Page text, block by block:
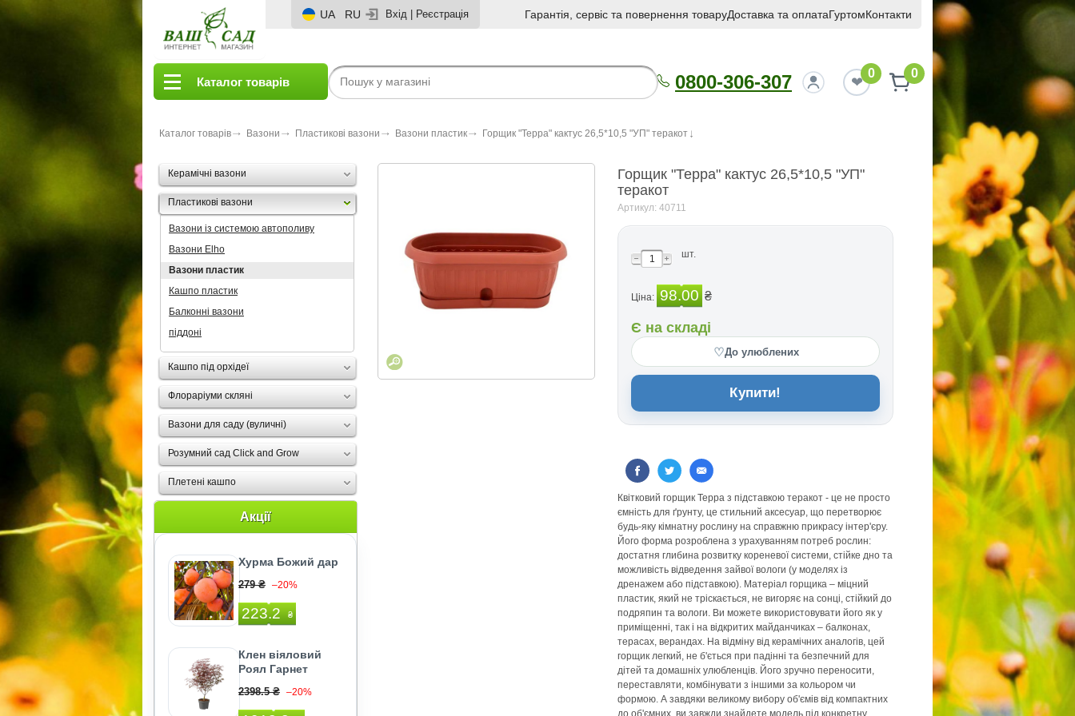
UA RU Вхід Реєстрація Гарантія, сервіс та повернення товаруДоставка та оплатаГуртомКонтакти
Каталог товарів 0800-306-307 0 0
Каталог товарів Вазони Пластикові вазони Вазони пластик Горщик "Терра" кактус 26,5*10,5 "УП" теракот
Керамічні вазони
Пластикові вазони
Вазони із системою автополиву
Вазони Elho
Вазони пластик
Кашпо пластик
Балконні вазони
піддоні
Кашпо під орхідеї
Флораріуми скляні
Вазони для саду (вуличні)
Розумний сад Click and Grow
Плетені кашпо
Акції
Хурма Божий дар
279 ₴ –20%
223.2 ₴
Клен віяловий
Роял Гарнет
2398.5 ₴ –20%
Горщик "Терра" кактус 26,5*10,5 "УП"
теракот
Артикул: 40711
шт.
Ціна: 98.00 ₴
Є на складі
♡До улюблених
Купити!
Квітковий горщик Терра з підставкою теракот - це не просто
ємність для ґрунту, це стильний аксесуар, що перетворює
будь-яку кімнатну рослину на справжню прикрасу інтер'єру.
Його форма розроблена з урахуванням потреб рослин:
достатня глибина розвитку кореневої системи, стійке дно та
можливість відведення зайвої вологи (у моделях із
дренажем або підставкою). Матеріал горщика – міцний
пластик, який не тріскається, не вигоряє на сонці, стійкий до
подряпин та вологи. Ви можете використовувати його як у
приміщенні, так і на відкритих майданчиках – балконах,
терасах, верандах. На відміну від керамічних аналогів, цей
горщик легкий, не б'ється при падінні та безпечний для
дітей та домашніх улюбленців. Його зручно переносити,
переставляти, комбінувати з іншими за кольором чи
формою. А завдяки великому вибору об'ємів від компактних
до об'ємних, ви завжди знайдете модель під конкретну